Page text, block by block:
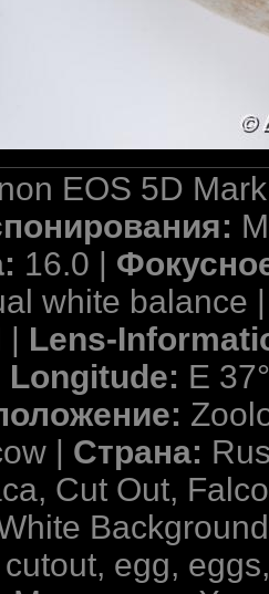
EOS 5D
16.0 |
white balance
| Lens-
Longitude: E
| Страна:
Cut Out,
egg,